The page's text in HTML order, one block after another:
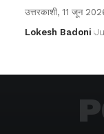
उत्तरकाशी, 11 जून
Lokesh Badoni